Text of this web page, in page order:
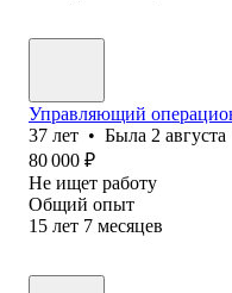
Управляющий
37 лет • Была 2 августа
80 000 ₽
Не ищет работу
Общий опыт
15 лет 7 месяцев